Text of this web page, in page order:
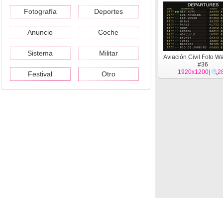
Fotografía Deportes
Anuncio Coche
Sistema Militar
Festival Otro
Aviación Civil Foto
#36
1920x1200